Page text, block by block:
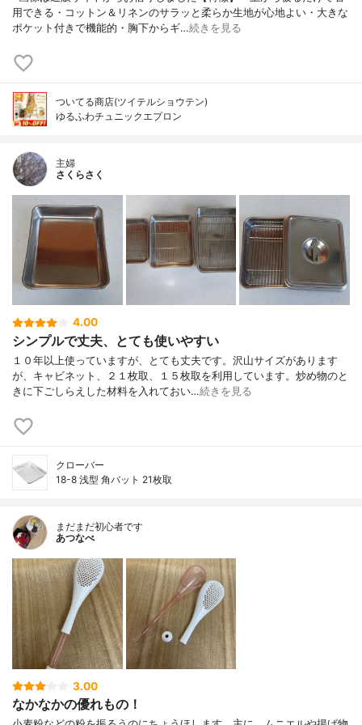
用できる・コットン＆リネンのサラッと柔らか生地が心地よい・大きな
ポケット付きで機能的・胸下からギ…続きを見る
ついてる商店(ツイテルショウテン)
ゆるふわチュニックエプロン
主婦
さくらさく
4.00
シンプルで丈夫、とても使いやすい
１０年以上使っていますが、とても丈夫です。沢山サイズがあります
が、キャビネット、２１枚取、１５枚取を利用しています。炒め物のと
きに下ごしらえした材料を入れておい…続きを見る
クローバー
18-8 浅型 角バット 21枚取
まだまだ初心者です
あつなべ
3.00
なかなかの優れもの！